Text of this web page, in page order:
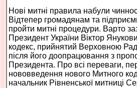
Нові митні правила набули
Відтепер громадянам та
пройти митні процедури. Варто
Президент України Віктор
кодекс, прийнятий Верховною
після його доопрацювання з
Президента. Про всі переваги,
нововведення нового Митного
начальник Рівненської митниці